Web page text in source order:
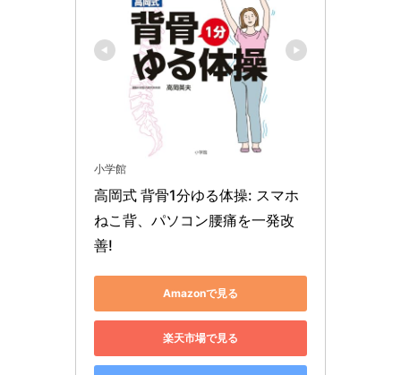
小学館
高岡式 背骨1分ゆる体操: スマホ
ねこ背、パソコン腰痛を一発改
善!
Amazonで見る
楽天市場で見る